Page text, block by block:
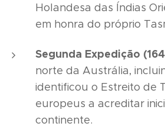
Holandesa das Índias
em honra do próprio
Segunda Expedição
norte da Austrália,
identificou o Estreito de
europeus a acreditar
continente.